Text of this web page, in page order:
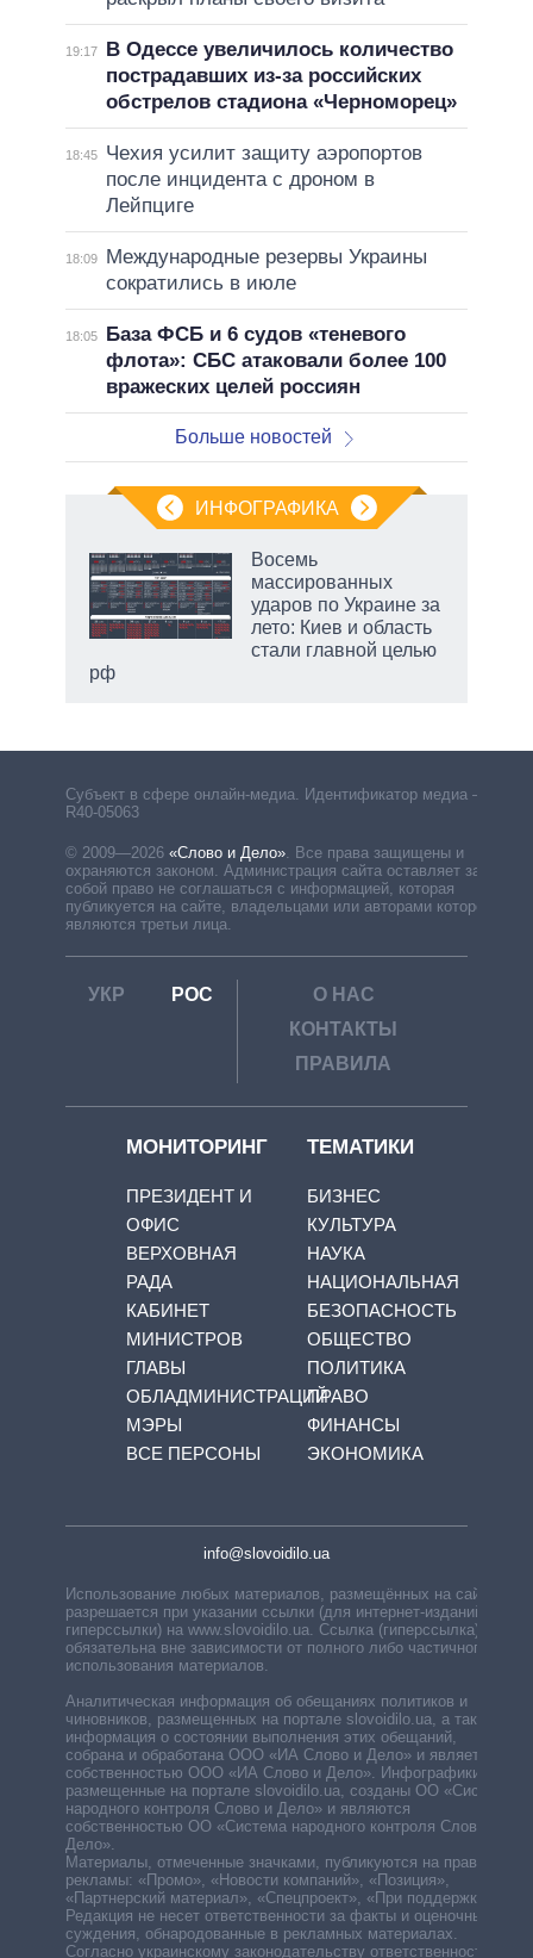
19:17
В Одессе увеличилось количество
пострадавших из-за российских
обстрелов стадиона «Черноморец»
18:45
Чехия усилит защиту аэропортов
после инцидента с дроном в
Лейпциге
18:09
Международные резервы Украины
сократились в июле
18:05
База ФСБ и 6 судов «теневого
флота»: СБС атаковали более 100
вражеских целей россиян
Больше новостей
ИНФОГРАФИКА
Восемь
массированных
ударов по Украине за
лето: Киев и область
стали главной целью
рф
Субъект в сфере онлайн-медиа. Идентификатор медиа –
R40-05063
© 2009—2026 «Слово и Дело»
Все права защищены и
охраняются законом. Администрация сайта оставляет за
собой право не соглашаться с информацией, которая
публикуется на сайте, владельцами или авторами которой
являются третьи лица.
УКР РОС
О НАС
КОНТАКТЫ
ПРАВИЛА
МОНИТОРИНГ
ПРЕЗИДЕНТ И
ОФИС
ВЕРХОВНАЯ
РАДА
КАБИНЕТ
МИНИСТРОВ
ГЛАВЫ
ОБЛАДМИНИСТРАЦИЙ
МЭРЫ
ВСЕ ПЕРСОНЫ
ТЕМАТИКИ
БИЗНЕС
КУЛЬТУРА
НАУКА
НАЦИОНАЛЬНАЯ
БЕЗОПАСНОСТЬ
ОБЩЕСТВО
ПОЛИТИКА
ПРАВО
ФИНАНСЫ
ЭКОНОМИКА
info@slovoidilo.ua
Использование любых материалов, размещённых на сайте,
разрешается при указании ссылки (для интернет-изданий —
гиперссылки) на www.slovoidilo.ua. Ссылка (гиперссылка)
обязательна вне зависимости от полного либо частичного
использования материалов.
Аналитическая информация об обещаниях политиков и
чиновников, размещенных на портале slovoidilo.ua, а также
информация о состоянии выполнения этих обещаний,
собрана и обработана ООО «ИА Слово и Дело» и является
собственностью ООО «ИА Слово и Дело». Инфографики,
размещенные на портале slovoidilo.ua, созданы ОО «Система
народного контроля Слово и Дело» и являются
собственностью ОО «Система народного контроля Слово и
Дело».
Материалы, отмеченные значками, публикуются на правах
рекламы: «Промо», «Новости компаний», «Позиция»,
«Партнерский материал», «Спецпроект», «При поддержке».
Редакция не несет ответственности за факты и оценочные
суждения, обнародованные в рекламных материалах.
Согласно украинскому законодательству ответственность за